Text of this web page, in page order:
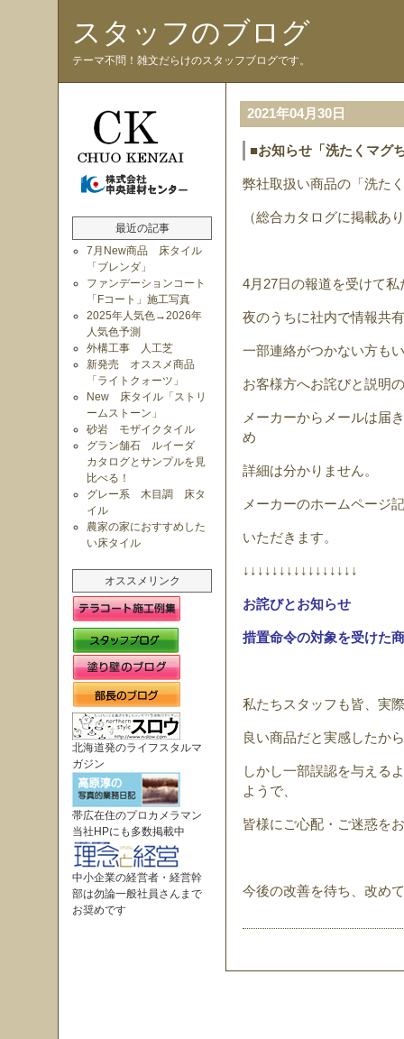
スタッフのブログ
テーマ不問！雑文だらけのスタッフブログです。
最近の記事
7月New商品 床タイル
「ブレンダ」
ファンデーションコート
「Fコート」施工写真
2025年人気色→2026年
人気色予測
外構工事 人工芝
新発売 オススメ商品
「ライトクォーツ」
New 床タイル「ストリ
ームストーン」
砂岩 モザイクタイル
グラン舗石 ルイーダ
カタログとサンプルを見
比べる！
グレー系 木目調 床タ
イル
農家の家におすすめした
い床タイル
オススメリンク
北海道発のライフスタルマ
ガジン
帯広在住のプロカメラマン
当社HPにも多数掲載中
中小企業の経営者・経営幹
部は勿論一般社員さんまで
お奨めです
2021年04月30日
■お知らせ「洗たくマグ
弊社取扱い商品の「洗た
（総合カタログに掲載あ
4月27日の報道を受けて
夜のうちに社内で情報共
一部連絡がつかない方も
お客様方へお詫びと説明
メーカーからメールは届
め
詳細は分かりません。
メーカーのホームページ
いただきます。
↓↓↓↓↓↓↓↓↓↓↓↓↓↓↓↓
お詫びとお知らせ
措置命令の対象を受けた
私たちスタッフも皆、実
良い商品だと実感したか
しかし一部誤認を与える
ようで、
皆様にご心配・ご迷惑を
今後の改善を待ち、改め